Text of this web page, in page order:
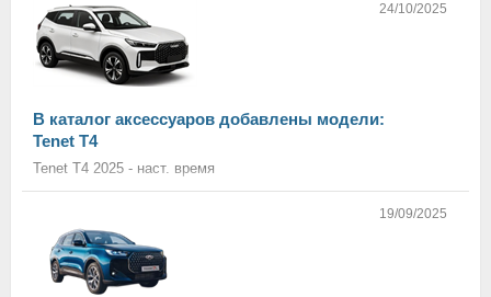
24/10/2025
В каталог аксессуаров добавлены модели:
Tenet T4
Tenet T4 2025 - наст. время
19/09/2025